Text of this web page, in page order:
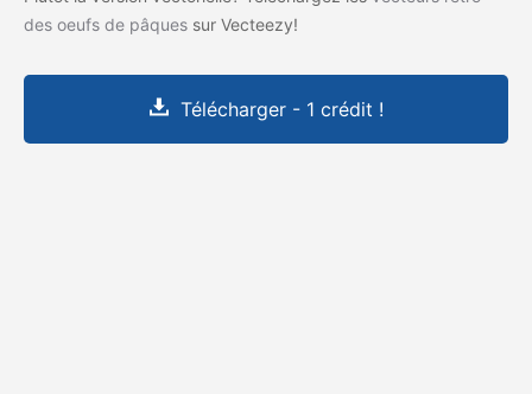
des oeufs de pâques sur Vecteezy!
Télécharger - 1 crédit !